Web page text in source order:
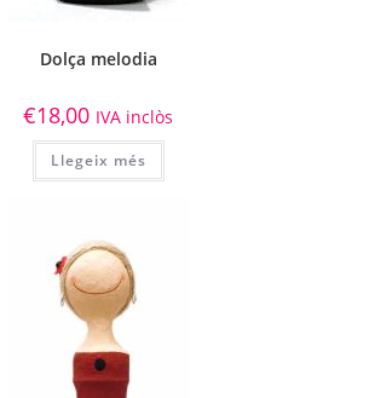
Dolça melodia
€18,00 IVA inclòs
Llegeix més